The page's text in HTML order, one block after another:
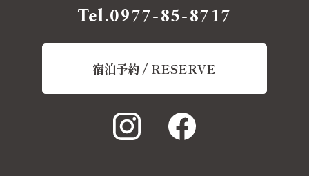
Tel.0977-85-8717
宿泊予約 / RESERVE